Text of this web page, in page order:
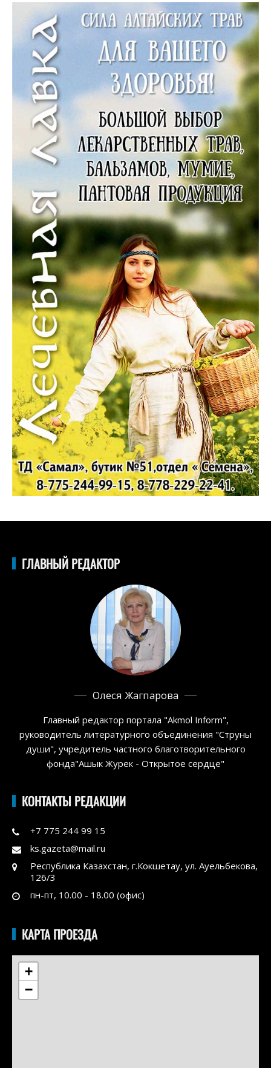
ГЛАВНЫЙ РЕДАКТОР
Олеся Жагпарова
Главный редактор портала "Akmol Inform",
руководитель литературного объединения "Струны
души", учредитель частного благотворительного
фонда"Ашык Журек - Открытое сердце"
КОНТАКТЫ РЕДАКЦИИ
+7 775 244 99 15
ks.gazeta@mail.ru
Республика Казахстан, г.Кокшетау, ул. Ауельбекова,
126/3
пн-пт, 10.00 - 18.00 (офис)
КАРТА ПРОЕЗДА
+
−